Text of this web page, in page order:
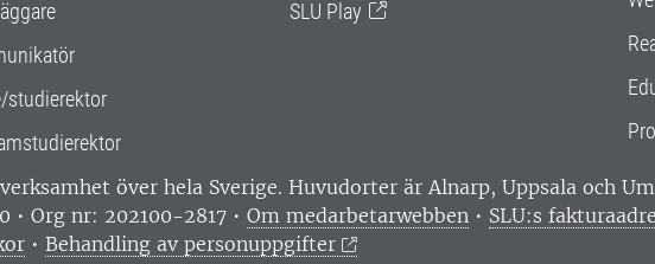
studierektor
SLU Play
över hela Sverige. Huvudorter är Alnarp, Uppsala och
• Org nr: 202100-2817 • Om medarbetarwebben • SLU:s
•Behandling av personuppgifter